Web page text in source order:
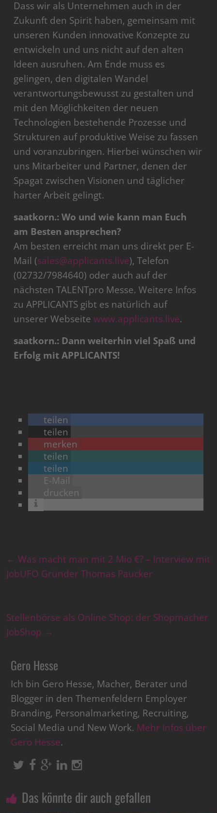
Dass wir als Unternehmen auch in der
Zukunft den Spirit haben, gemeinsam mit
unseren Kunden innovative Konzepte zu
entwickeln und uns nicht auf den alten
Ideen ausruhen. Am Ende muss es
gelingen, den digitalen Wandel
verantwortungsbewusst zu gestalten und
mit den Möglichkeiten der neuen
Technologien bestehende Prozesse und
Strukturen auf produktive Weise zu fassen
und voranzubringen. Hierbei wünschen wir
uns Mitarbeiter und Partner, denen der
Spagat zwischen Visionen und täglicher
harter Arbeit gelingt.
saatkorn.: Wo und wie kann man Euch
am Besten ansprechen?
Am besten erreicht man uns direkt per E-
Mail (sales@applicants.live), Telefon
(02732/7984640) oder auch auf der
nächsten TALENTpro Messe. Weitere Infos
zu APPLICANTS gibt es natürlich auf
unserer Webseitewww.applicants.live.
saatkorn.: Dann weiterhin viel Spaß und
Erfolg mit APPLICANTS!
teilen
teilen
merken
teilen
teilen
E-Mail
drucken
← Was macht man mit 2 Mio €? – Interview mit
JobUFO Gründer Thomas Paucker
Stellenbörse als Online Shop: der Shopmacher
JobShop →
Gero Hesse
Ich bin Gero Hesse, Macher, Berater und
Blogger in den Themenfeldern Employer
Branding, Personalmarketing, Recruiting,
Social Media und New Work. Mehr Infos über
Gero Hesse.
Das könnte dir auch gefallen